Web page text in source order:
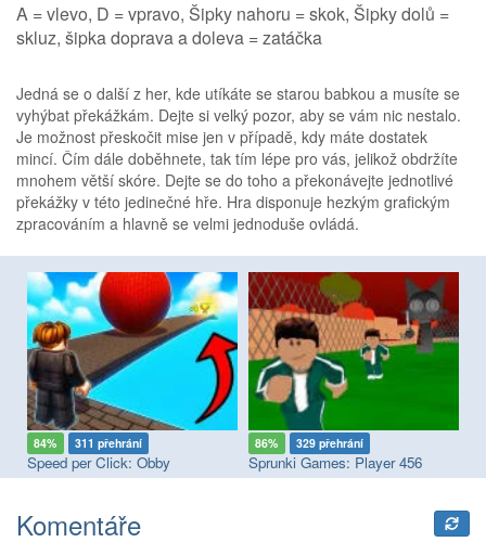
A = vlevo, D = vpravo, Šipky nahoru = skok, Šipky dolů =
skluz, šipka doprava a doleva = zatáčka
Jedná se o další z her, kde utíkáte se starou babkou a musíte se
vyhýbat překážkám. Dejte si velký pozor, aby se vám nic nestalo.
Je možnost přeskočit mise jen v případě, kdy máte dostatek
mincí. Čím dále doběhnete, tak tím lépe pro vás, jelikož obdržíte
mnohem větší skóre. Dejte se do toho a překonávejte jednotlivé
překážky v této jedinečné hře. Hra disponuje hezkým grafickým
zpracováním a hlavně se velmi jednoduše ovládá.
84% 311 přehrání
Speed per Click: Obby
86% 329 přehrání
Sprunki Games: Player 456
Komentáře